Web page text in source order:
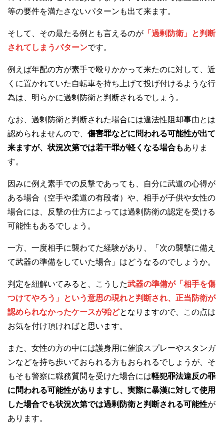
等の要件を満たさないパターンも出て来ます。
そして、その最たる例とも言えるのが 「過剰防衛」と判断
されてしまうパターンです。
例えば年配の方が素手で殴りかかって来たのに対して、近
くに置かれていた自転車を持ち上げて投げ付けるような行
為は、明らかに過剰防衛と判断されるでしょう。
なお、過剰防衛と判断された場合には違法性阻却事由とは
認められませんので、 傷害罪などに問われる可能性が出て
来ますが、状況次第では若干罪が軽くなる場合もありま
す。
因みに例え素手での反撃であっても、自分に武道の心得が
ある場合（空手や柔道の有段者）や、相手が子供や女性の
場合には、反撃の仕方によっては過剰防衛の認定を受ける
可能性もあるでしょう。
一方、一度相手に襲わてた経験があり、「次の襲撃に備え
て武器の準備をしていた場合」はどうなるのでしょうか。
判定を紐解いてみると、こうした武器の準備が「相手を傷
つけてやろう」という意思の現れと判断され、正当防衛が
認められなかったケースが殆どとなりますので、この点は
お気を付け頂ければと思います。
また、女性の方の中には護身用に催涙スプレーやスタンガ
ンなどを持ち歩いておられる方もおられるでしょうが、そ
もそも警察に職務質問を受けた場合には軽犯罪法違反の罪
に問われる可能性がありますし、実際に暴漢に対して使用
した場合でも状況次第では過剰防衛と判断される可能性が
あります。